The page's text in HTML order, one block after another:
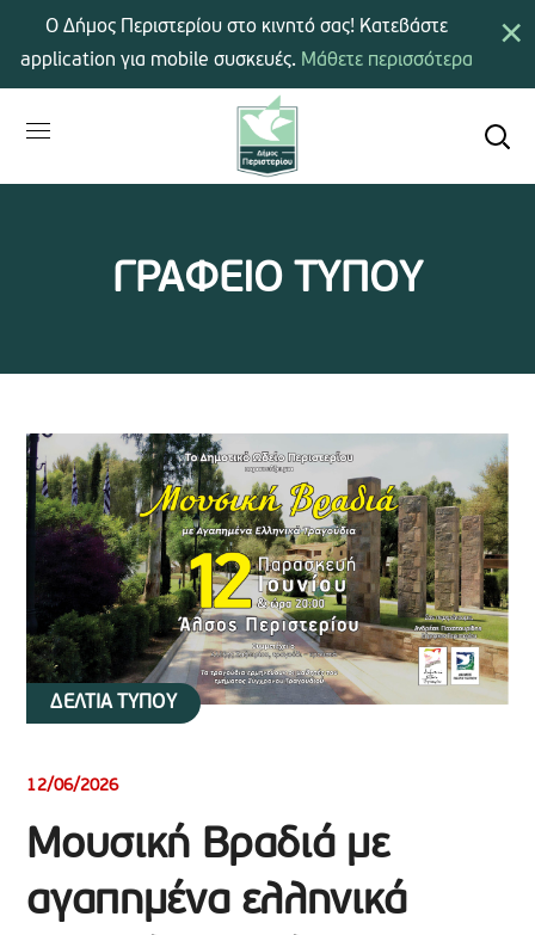
ΓΡΑΦΕΙΟ ΤΥΠΟΥ
ΔΕΛΤΙΑ ΤΥΠΟΥ
12/06/2026
Μουσική Βραδιά με
αγαπημένα ελληνικά
×
Ο Δήμος Περιστερίου στο κινητό σας! Κατεβάστε
application για mobile συσκευές. Μάθετε περισσότερα